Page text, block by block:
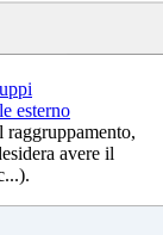
esterno
avere il